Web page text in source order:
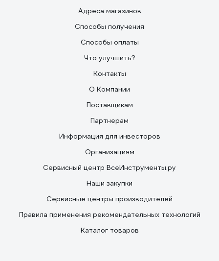
Адреса магазинов
Способы получения
Способы оплаты
Что улучшить?
Контакты
О Компании
Поставщикам
Партнерам
Информация для инвесторов
Организациям
Сервисный центр ВсеИнструменты.ру
Наши закупки
Сервисные центры производителей
Правила применения рекомендательных технологий
Каталог товаров